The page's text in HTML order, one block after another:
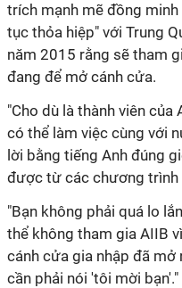
trích mạnh mẽ đồng
tục thỏa hiệp" với Trung
năm 2015 rằng sẽ tham
đang để mở cánh cửa.
"Cho dù là thành viên
có thể làm việc cùng với
lời bằng tiếng Anh đúng
được từ các chương trình
"Bạn không phải quá lo
thể không tham gia AIIB
cánh cửa gia nhập đã mở
cần phải nói 'tôi mời bạn'."